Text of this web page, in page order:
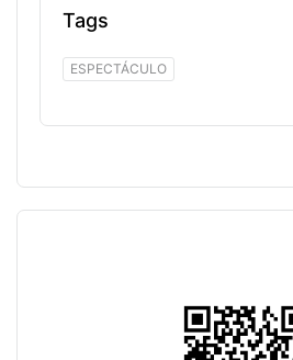
Tags
ESPECTÁCULO